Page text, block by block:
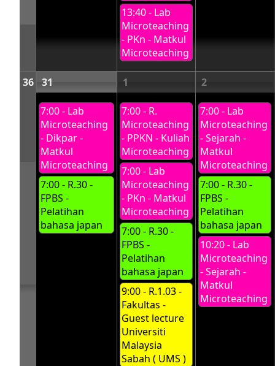
13:40 - Lab
Microteaching
- PKn - Matkul
Microteaching
36 31
7:00 - Lab
Microteaching
- Dikpar -
Matkul
Microteaching
7:00 - R.30 -
FPBS -
Pelatihan
bahasa japan
1
7:00 - R.
Microteaching
- PPKN - Kuliah
Microteaching
7:00 - Lab
Microteaching
- PKn - Matkul
Microteaching
7:00 - R.30 -
FPBS -
Pelatihan
bahasa japan
9:00 - R.1.03 -
Fakultas -
Guest lecture
Universiti
Malaysia
Sabah ( UMS )
2
7:00 - Lab
Microteaching
- Sejarah -
Matkul
Microteaching
7:00 - R.30 -
FPBS -
Pelatihan
bahasa japan
10:20 - Lab
Microteaching
- Sejarah -
Matkul
Microteaching